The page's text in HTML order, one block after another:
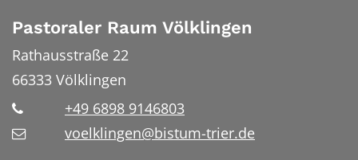
Pastoraler Raum Völklingen
Rathausstraße 22
66333 Völklingen
+49 6898 9146803
voelklingen@bistum-trier.de